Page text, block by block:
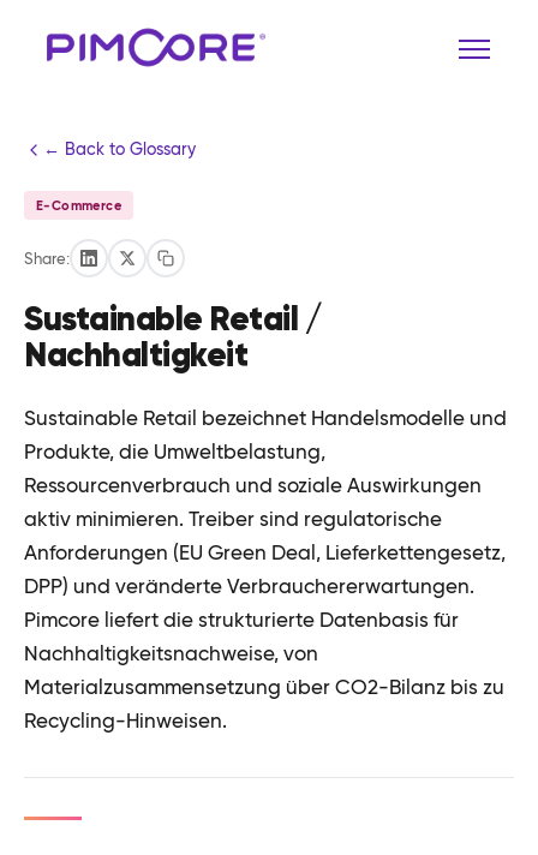
← Back to Glossary
E-Commerce
Share:
Sustainable Retail /
Nachhaltigkeit
Sustainable Retail bezeichnet Handelsmodelle und
Produkte, die Umweltbelastung,
Ressourcenverbrauch und soziale Auswirkungen
aktiv minimieren. Treiber sind regulatorische
Anforderungen (EU Green Deal, Lieferkettengesetz,
DPP) und veränderte Verbrauchererwartungen.
Pimcore liefert die strukturierte Datenbasis für
Nachhaltigkeitsnachweise, von
Materialzusammensetzung über CO2-Bilanz bis zu
Recycling-Hinweisen.